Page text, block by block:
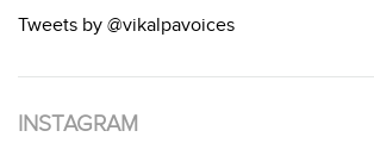
Tweets by @vikalpavoices
INSTAGRAM